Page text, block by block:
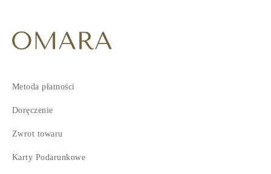
Metoda płatności
Doręczenie
Zwrot towaru
Karty Podarunkowe